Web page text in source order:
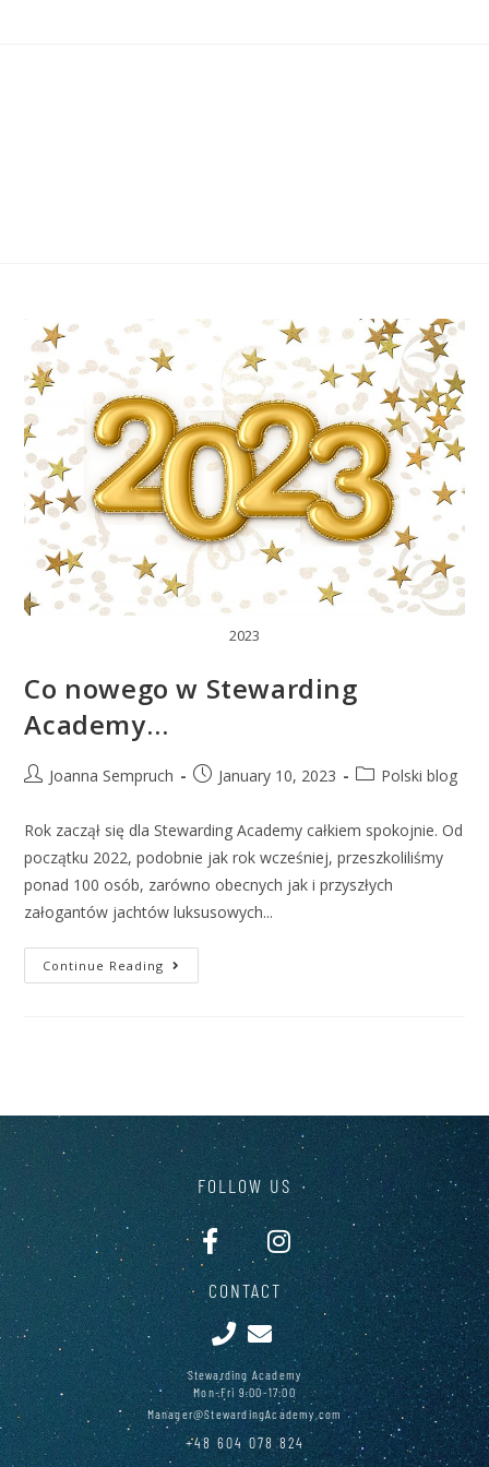
2023
Co nowego w Stewarding
Academy…
Joanna Sempruch January 10, 2023 Polski blog
Rok zaczął się dla Stewarding Academy całkiem spokojnie. Od
początku 2022, podobnie jak rok wcześniej, przeszkoliliśmy
ponad 100 osób, zarówno obecnych jak i przyszłych
załogantów jachtów luksusowych...
Continue Reading
FOLLOW US
CONTACT
Stewarding Academy
Mon-Fri 9:00-17:00
Manager@StewardingAcademy.com
+48 604 078 824